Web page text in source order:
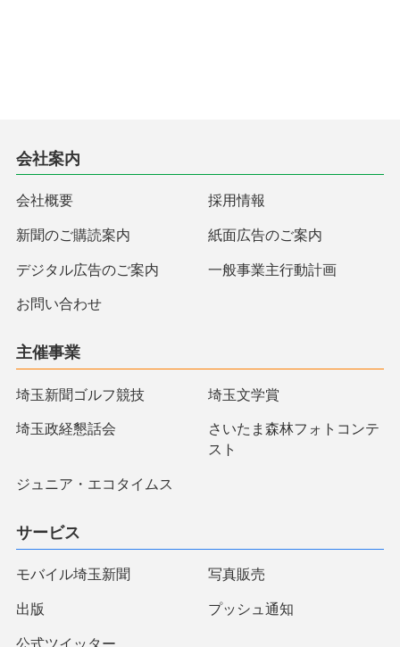
会社案内
会社概要 採用情報
新聞のご購読案内 紙面広告のご案内
デジタル広告のご案内 一般事業主行動計画
お問い合わせ
主催事業
埼玉新聞ゴルフ競技 埼玉文学賞
埼玉政経懇話会
さいたま森林フォトコンテ
スト
ジュニア・エコタイムス
サービス
モバイル埼玉新聞 写真販売
出版 プッシュ通知
公式ツイッター